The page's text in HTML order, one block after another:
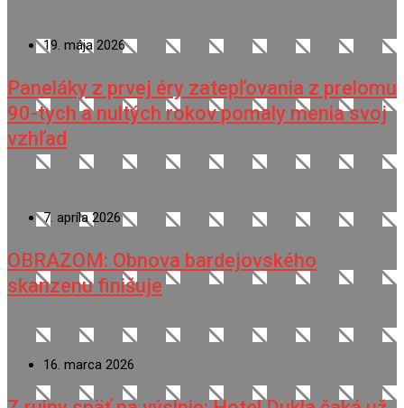
19. mája 2026
Paneláky z prvej éry zatepľovania z prelomu
90-tych a nultých rokov pomaly menia svoj
vzhľad
7. apríla 2026
OBRAZOM: Obnova bardejovského
skanzenu finišuje
16. marca 2026